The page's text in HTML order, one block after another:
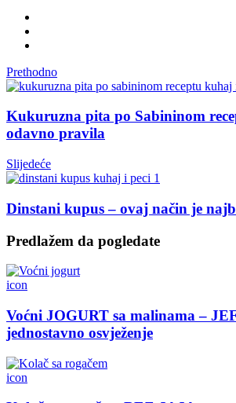
Prethodno
Kukuruzna pita po Sabininom
odavno pravila
Slijedeće
Dinstani kupus – ovaj način je
Predlažem da pogledate
icon
Voćni JOGURT sa malinama –
jednostavno osvježenje
icon